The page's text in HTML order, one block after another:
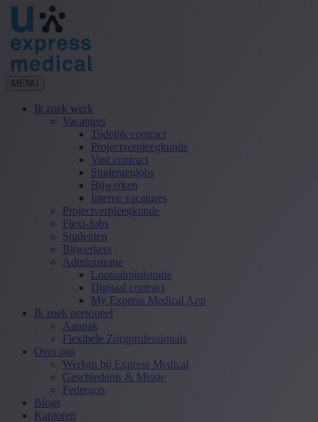
MENU
Ik zoek werk
Vacatures
Tijdelijk contract
Projectverpleegkunde
Vast contract
Studentenjobs
Bijwerken
Interne vacatures
Projectverpleegkunde
Flexi-Jobs
Studenten
Bijwerkers
Administratie
Loonadministratie
Digitaal contract
My Express Medical App
Ik zoek personeel
Aanpak
Flexibele Zorgprofessionals
Over ons
Werken bij Express Medical
Geschiedenis & Missie
Federgon
Blogs
Kantoren